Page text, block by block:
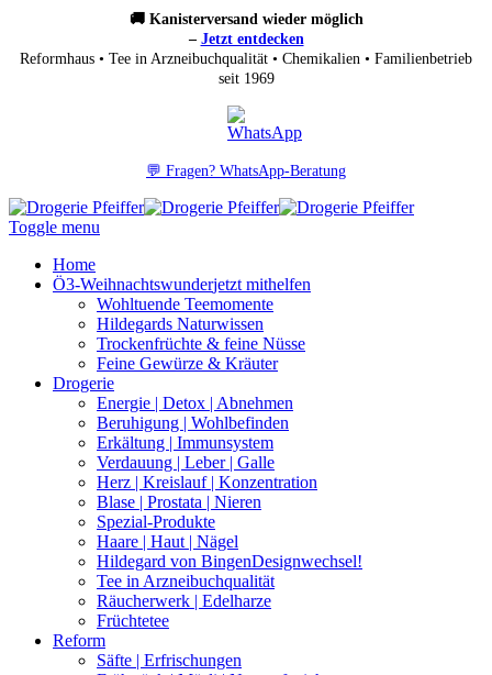
🚚 Kanisterversand wieder möglich
– Jetzt entdecken
Reformhaus • Tee in Arzneibuchqualität • Chemikalien • Familienbetrieb
seit 1969
💬 Fragen? WhatsApp-Beratung
Toggle menu
Home
Ö3-Weihnachtswunderjetzt mithelfen
Wohltuende Teemomente
Hildegards Naturwissen
Trockenfrüchte & feine Nüsse
Feine Gewürze & Kräuter
Drogerie
Energie | Detox | Abnehmen
Beruhigung | Wohlbefinden
Erkältung | Immunsystem
Verdauung | Leber | Galle
Herz | Kreislauf | Konzentration
Blase | Prostata | Nieren
Spezial-Produkte
Haare | Haut | Nägel
Hildegard von BingenDesignwechsel!
Tee in Arzneibuchqualität
Räucherwerk | Edelharze
Früchtetee
Reform
Säfte | Erfrischungen